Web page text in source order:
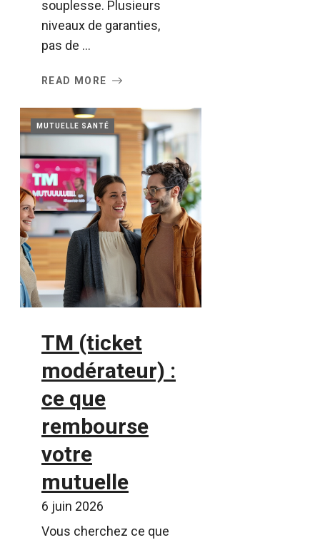
souplesse. Plusieurs
niveaux de garanties,
pas de ...
READ MORE
MUTUELLE SANTÉ
TM (ticket
modérateur) :
ce que
rembourse
votre
mutuelle
6 juin 2026
Vous cherchez ce que